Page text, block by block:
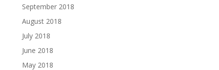
September 2018
August 2018
July 2018
June 2018
May 2018